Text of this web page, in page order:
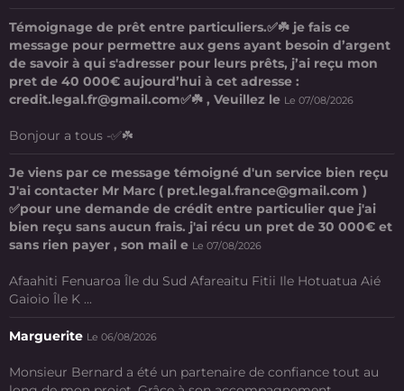
Témoignage de prêt entre particuliers.✅☘️ je fais ce
message pour permettre aux gens ayant besoin d’argent
de savoir à qui s'adresser pour leurs prêts, j’ai reçu mon
pret de 40 000€ aujourd’hui à cet adresse :
credit.legal.fr@gmail.com✅☘️ , Veuillez le Le 07/08/2026
Bonjour a tous -✅☘️
Je viens par ce message témoigné d'un service bien reçu
J'ai contacter Mr Marc ( pret.legal.france@gmail.com )
✅pour une demande de crédit entre particulier que j'ai
bien reçu sans aucun frais. j'ai récu un pret de 30 000€ et
sans rien payer , son mail e Le 07/08/2026
Afaahiti Fenuaroa Île du Sud Afareaitu Fitii Ile Hotuatua Aié
Gaioio Île K ...
Marguerite Le 06/08/2026
Monsieur Bernard a été un partenaire de confiance tout au